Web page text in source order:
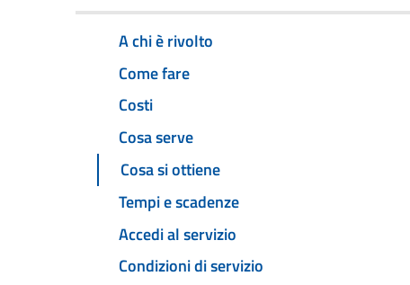
A chi è rivolto
Come fare
Costi
Cosa serve
Cosa si ottiene
Tempi e scadenze
Accedi al servizio
Condizioni di servizio